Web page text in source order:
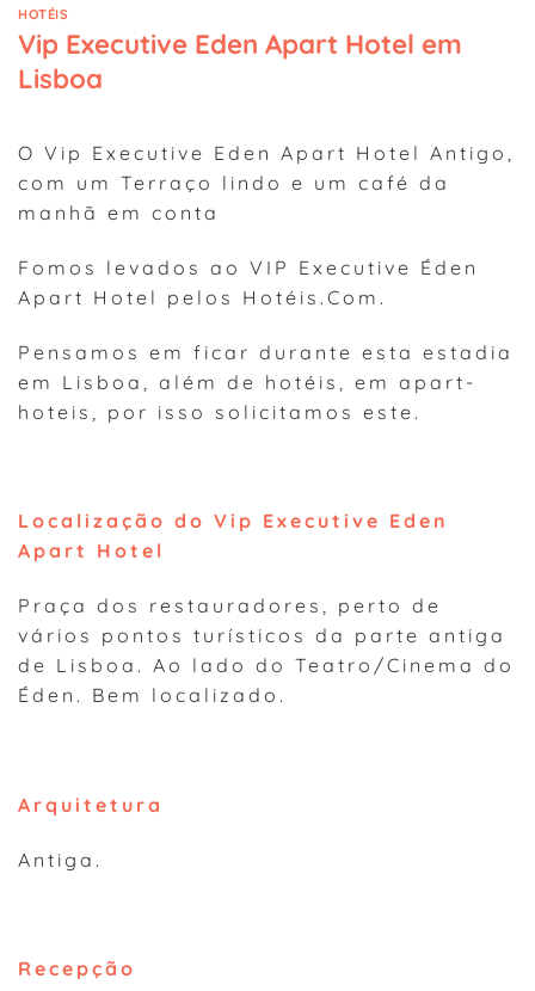
HOTÉIS
Vip Executive Eden Apart Hotel em
Lisboa
O Vip Executive Eden Apart Hotel Antigo,
com um Terraço lindo e um café da
manhã em conta
Fomos levados ao VIP Executive Éden
Apart Hotel pelos Hotéis.Com.
Pensamos em ficar durante esta estadia
em Lisboa, além de hotéis, em apart-
hoteis, por isso solicitamos este.
Localização do Vip Executive Eden
Apart Hotel
Praça dos restauradores, perto de
vários pontos turísticos da parte antiga
de Lisboa. Ao lado do Teatro/Cinema do
Éden. Bem localizado.
Arquitetura
Antiga.
Recepção